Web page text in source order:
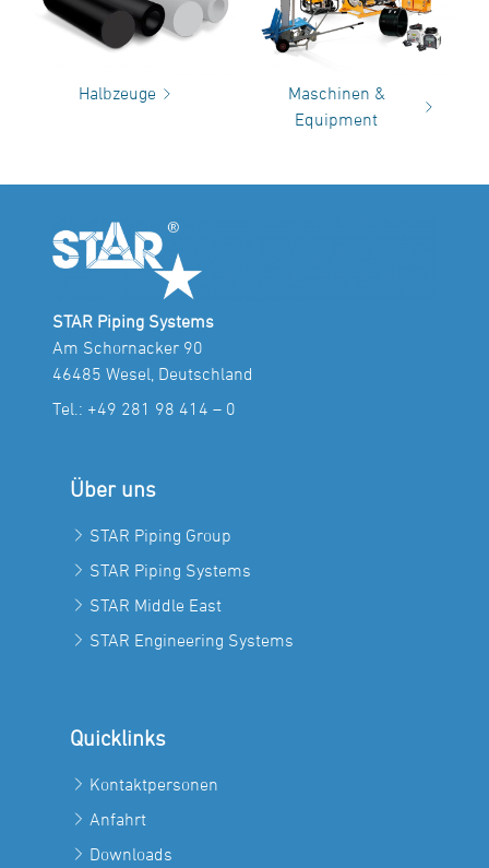
Halbzeuge
Maschinen &
Equipment
STAR Piping Systems
Am Schornacker 90
46485 Wesel, Deutschland
Tel.: +49 281 98 414 – 0
Über uns
STAR Piping Group
STAR Piping Systems
STAR Middle East
STAR Engineering Systems
Quicklinks
Kontaktpersonen
Anfahrt
Downloads